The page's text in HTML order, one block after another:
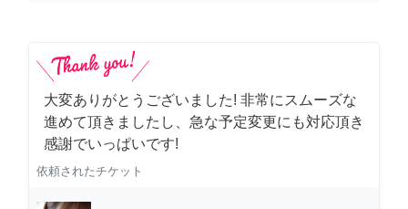
大変ありがとうございました! 非常にスムーズな
進めて頂きましたし、急な予定変更にも対応頂き
感謝でいっぱいです!
依頼されたチケット